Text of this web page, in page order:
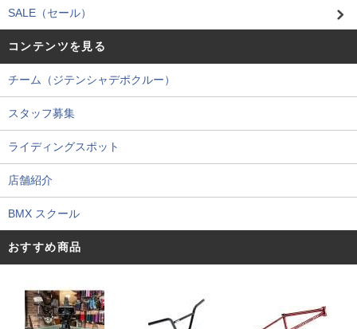
SALE（セール）
コンテンツを見る
チーム（ジテンシャデポクルー）
スタッフ募集
ライディングスポット
店舗紹介
BMX スクール
おすすめ商品